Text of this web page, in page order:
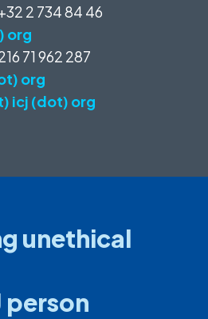
2 734 84 46
org
71 962 287
org
icj (dot) org
unethical
person